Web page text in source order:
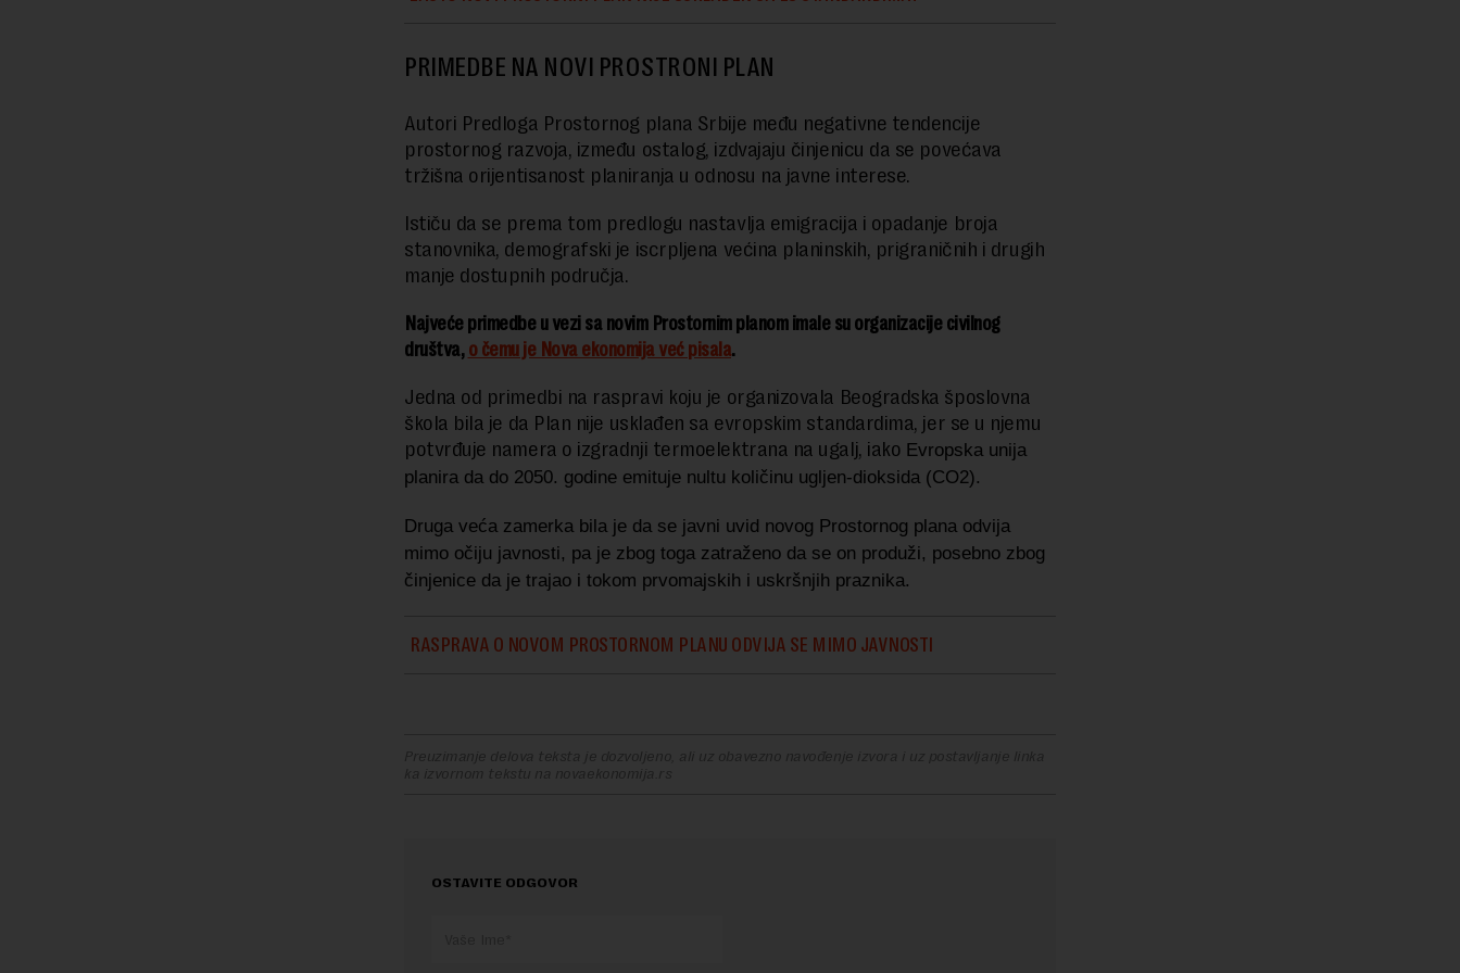
PRIMEDBE NA NOVI PROSTRONI PLAN
Autori Predloga Prostornog plana Srbije među negativne tendencije
prostornog razvoja, između ostalog, izdvajaju činjenicu da se povećava
tržišna orijentisanost planiranja u odnosu na javne interese.
Ističu da se prema tom predlogu nastavlja emigracija i opadanje broja
stanovnika, demografski je iscrpljena većina planinskih, prigraničnih i drugih
manje dostupnih područja.
Najveće primedbe u vezi sa novim Prostornim planom imale su organizacije civilnog
društva, o čemu je Nova ekonomija već pisala.
Jedna od primedbi na raspravi koju je organizovala Beogradska šposlovna
škola bila je da Plan nije usklađen sa evropskim standardima, jer se u njemu
potvrđuje namera o izgradnji termoelektrana na ugalj, iako Evropska unija
planira da do 2050. godine emituje nultu količinu ugljen-dioksida (CO2).
Druga veća zamerka bila je da se javni uvid novog Prostornog plana odvija
mimo očiju javnosti, pa je zbog toga zatraženo da se on produži, posebno zbog
činjenice da je trajao i tokom prvomajskih i uskršnjih praznika.
RASPRAVA O NOVOM PROSTORNOM PLANU ODVIJA SE MIMO JAVNOSTI
Preuzimanje delova teksta je dozvoljeno, ali uz obavezno navođenje izvora i uz postavljanje linka
ka izvornom tekstu na novaekonomija.rs
OSTAVITE ODGOVOR